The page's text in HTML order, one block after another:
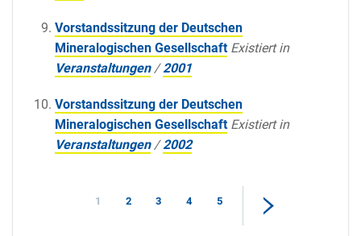
Vorstandssitzung der Deutschen
Mineralogischen Gesellschaft Existiert in
Veranstaltungen /2001
Vorstandssitzung der Deutschen
Mineralogischen Gesellschaft Existiert in
Veranstaltungen /2002
1 2 3 4 5